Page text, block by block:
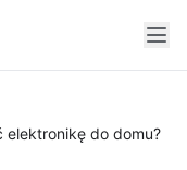
elektronikę do domu?